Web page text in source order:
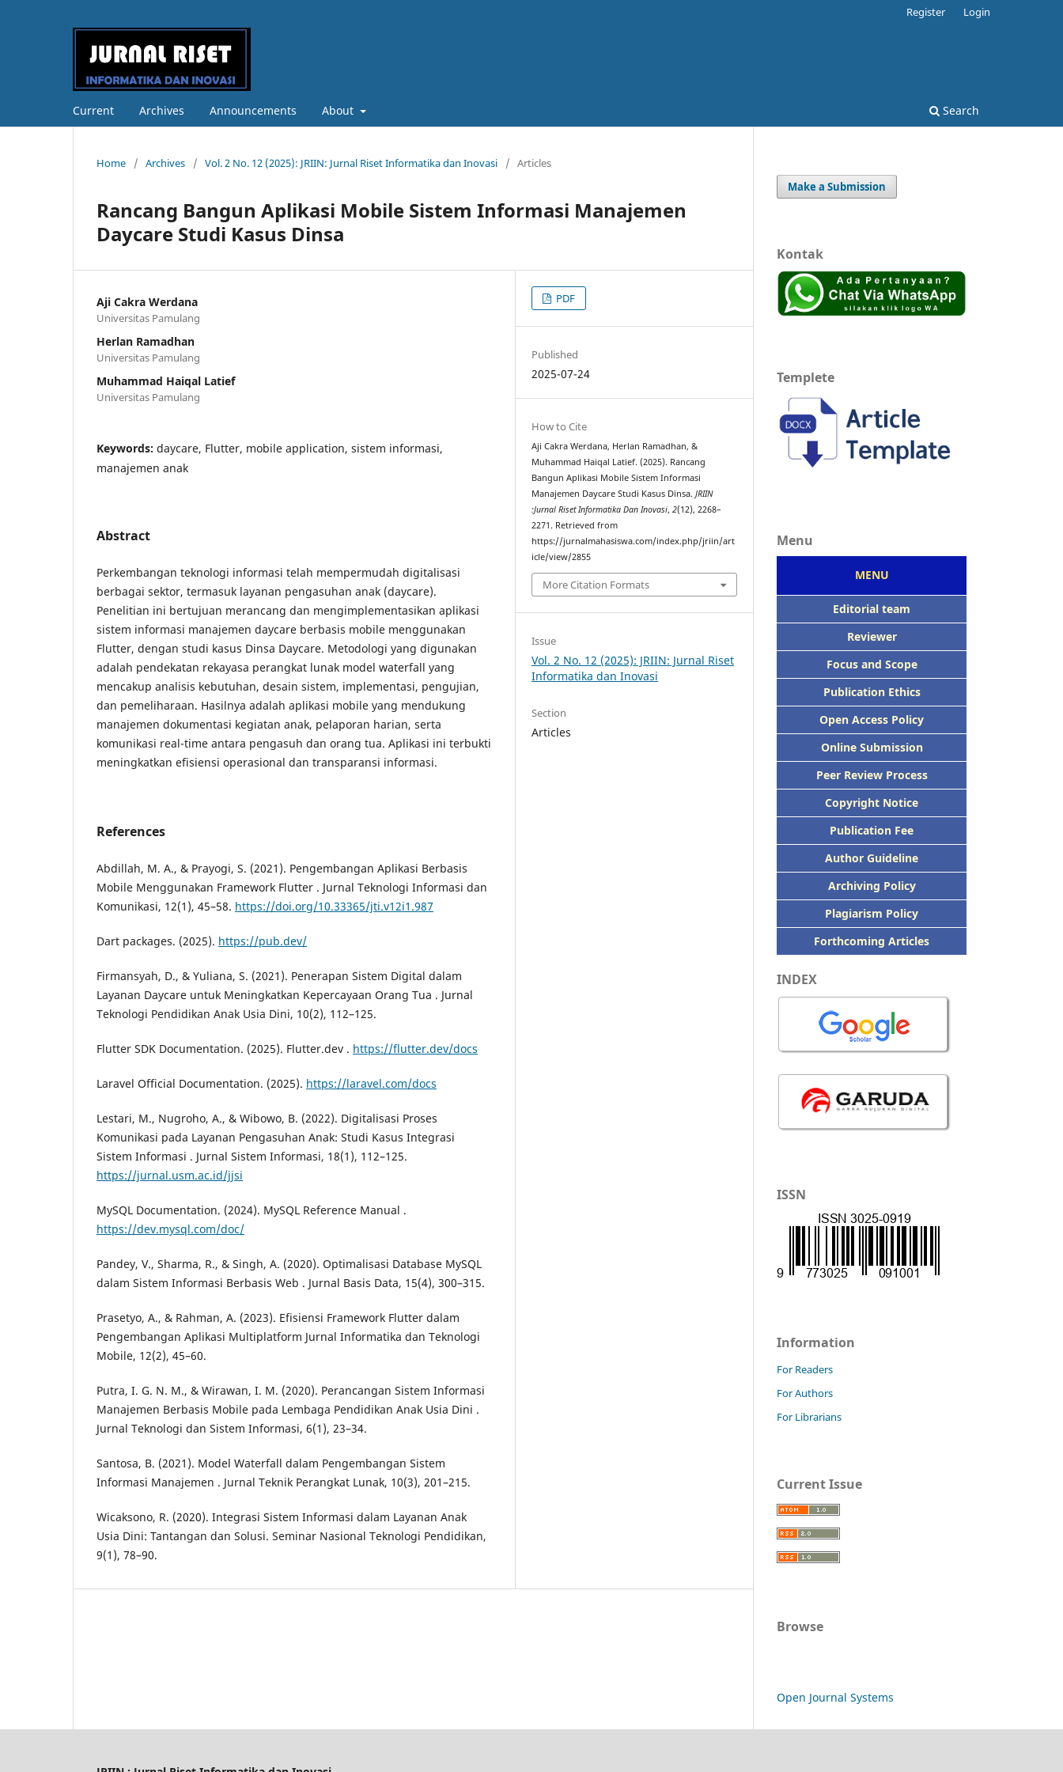
Current Archives Announcements About Search
Register Login
Home / Archives / Vol. 2 No. 12 (2025): JRIIN: Jurnal Riset Informatika dan Inovasi / Articles
Rancang Bangun Aplikasi Mobile Sistem Informasi Manajemen
Daycare Studi Kasus Dinsa
Aji Cakra Werdana
Universitas Pamulang
Herlan Ramadhan
Universitas Pamulang
Muhammad Haiqal Latief
Universitas Pamulang
Keywords: daycare, Flutter, mobile application, sistem informasi,
manajemen anak
Abstract
Perkembangan teknologi informasi telah mempermudah digitalisasi
berbagai sektor, termasuk layanan pengasuhan anak (daycare).
Penelitian ini bertujuan merancang dan mengimplementasikan aplikasi
sistem informasi manajemen daycare berbasis mobile menggunakan
Flutter, dengan studi kasus Dinsa Daycare. Metodologi yang digunakan
adalah pendekatan rekayasa perangkat lunak model waterfall yang
mencakup analisis kebutuhan, desain sistem, implementasi, pengujian,
dan pemeliharaan. Hasilnya adalah aplikasi mobile yang mendukung
manajemen dokumentasi kegiatan anak, pelaporan harian, serta
komunikasi real-time antara pengasuh dan orang tua. Aplikasi ini terbukti
meningkatkan efisiensi operasional dan transparansi informasi.
References
Abdillah, M. A., & Prayogi, S. (2021). Pengembangan Aplikasi Berbasis
Mobile Menggunakan Framework Flutter . Jurnal Teknologi Informasi dan
Komunikasi, 12(1), 45–58. https://doi.org/10.33365/jti.v12i1.987
Dart packages. (2025). https://pub.dev/
Firmansyah, D., & Yuliana, S. (2021). Penerapan Sistem Digital dalam
Layanan Daycare untuk Meningkatkan Kepercayaan Orang Tua . Jurnal
Teknologi Pendidikan Anak Usia Dini, 10(2), 112–125.
Flutter SDK Documentation. (2025). Flutter.dev . https://flutter.dev/docs
Laravel Official Documentation. (2025). https://laravel.com/docs
Lestari, M., Nugroho, A., & Wibowo, B. (2022). Digitalisasi Proses
Komunikasi pada Layanan Pengasuhan Anak: Studi Kasus Integrasi
Sistem Informasi . Jurnal Sistem Informasi, 18(1), 112–125.
https://jurnal.usm.ac.id/jjsi
MySQL Documentation. (2024). MySQL Reference Manual .
https://dev.mysql.com/doc/
Pandey, V., Sharma, R., & Singh, A. (2020). Optimalisasi Database MySQL
dalam Sistem Informasi Berbasis Web . Jurnal Basis Data, 15(4), 300–315.
Prasetyo, A., & Rahman, A. (2023). Efisiensi Framework Flutter dalam
Pengembangan Aplikasi Multiplatform Jurnal Informatika dan Teknologi
Mobile, 12(2), 45–60.
Putra, I. G. N. M., & Wirawan, I. M. (2020). Perancangan Sistem Informasi
Manajemen Berbasis Mobile pada Lembaga Pendidikan Anak Usia Dini .
Jurnal Teknologi dan Sistem Informasi, 6(1), 23–34.
Santosa, B. (2021). Model Waterfall dalam Pengembangan Sistem
Informasi Manajemen . Jurnal Teknik Perangkat Lunak, 10(3), 201–215.
Wicaksono, R. (2020). Integrasi Sistem Informasi dalam Layanan Anak
Usia Dini: Tantangan dan Solusi. Seminar Nasional Teknologi Pendidikan,
9(1), 78–90.
PDF
Published
2025-07-24
How to Cite
Aji Cakra Werdana, Herlan Ramadhan, &
Muhammad Haiqal Latief. (2025). Rancang
Bangun Aplikasi Mobile Sistem Informasi
Manajemen Daycare Studi Kasus Dinsa.JRIIN
:Jurnal Riset Informatika Dan Inovasi,2(12), 2268–
2271. Retrieved from
https://jurnalmahasiswa.com/index.php/jriin/art
icle/view/2855
More Citation Formats
Issue
Vol. 2 No. 12 (2025): JRIIN: Jurnal Riset
Informatika dan Inovasi
Section
Articles
Make a Submission
Kontak
Templete
Menu
MENU
Editorial team
Reviewer
Focus and Scope
Publication Ethics
Open Access Policy
Online Submission
Peer Review Process
Copyright Notice
Publication Fee
Author Guideline
Archiving Policy
Plagiarism Policy
Forthcoming Articles
INDEX
ISSN
Information
For Readers
For Authors
For Librarians
Current Issue
Browse
Open Journal Systems